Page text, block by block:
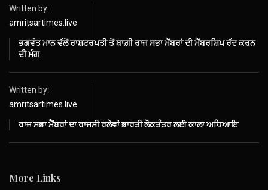
Written by:
amritsartimes.live
ਭਗਵੰਤ ਮਾਨ ਵੱਲੋਂ ਰਾਸ਼ਟਰਪਤੀ ਤੋਂ ਬਾਗ਼ੀ ਰਾਜ ਸਭਾ ਮੈਂਬਰਾਂ ਦੀ ਮੈਂਬਰਸ਼ਿਪ ਰੱਦ ਕਰਨ
ਦੀ ਮੰਗ
Written by:
amritsartimes.live
ਰਾਜ ਸਭਾ ਮੈਂਬਰਾਂ ਦਾ ਰਾਜਸੀ ਰਲੇਵਾਂ ਭਾਰਤੀ ਲੋਕਤੰਤਰ ਲਈ ਕਾਲਾ ਅਧਿਆਇ
More Links